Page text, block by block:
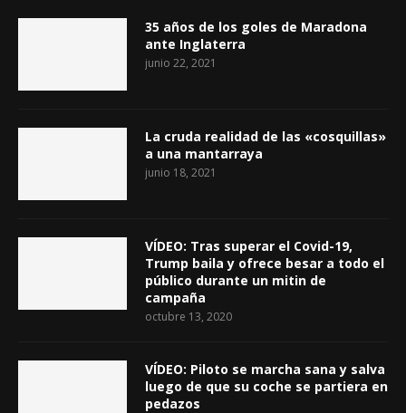
35 años de los goles de Maradona
ante Inglaterra
junio 22, 2021
La cruda realidad de las «cosquillas»
a una mantarraya
junio 18, 2021
VÍDEO: Tras superar el Covid-19,
Trump baila y ofrece besar a todo el
público durante un mitin de
campaña
octubre 13, 2020
VÍDEO: Piloto se marcha sana y salva
luego de que su coche se partiera en
pedazos